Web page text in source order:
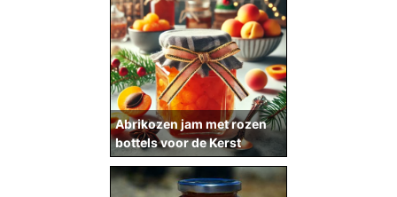
Abrikozen jam met rozen
bottels voor de Kerst